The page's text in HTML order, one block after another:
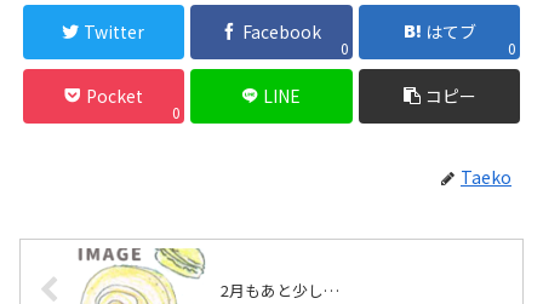
Twitter Facebook
0
はてブ
0
Pocket
0
LINE コピー
Taeko
2月もあと少し…